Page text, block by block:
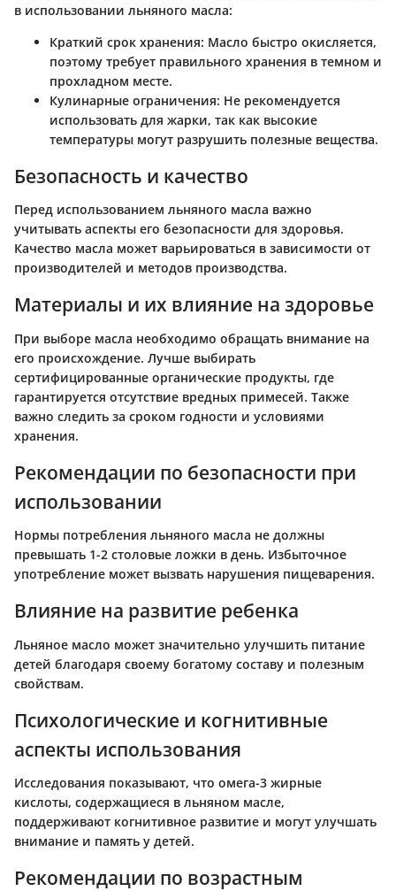
в использовании льняного масла:
Краткий срок хранения: Масло быстро окисляется,
поэтому требует правильного хранения в темном и
прохладном месте.
Кулинарные ограничения: Не рекомендуется
использовать для жарки, так как высокие
температуры могут разрушить полезные вещества.
Безопасность и качество
Перед использованием льняного масла важно
учитывать аспекты его безопасности для здоровья.
Качество масла может варьироваться в зависимости от
производителей и методов производства.
Материалы и их влияние на здоровье
При выборе масла необходимо обращать внимание на
его происхождение. Лучше выбирать
сертифицированные органические продукты, где
гарантируется отсутствие вредных примесей. Также
важно следить за сроком годности и условиями
хранения.
Рекомендации по безопасности при
использовании
Нормы потребления льняного масла не должны
превышать 1-2 столовые ложки в день. Избыточное
употребление может вызвать нарушения пищеварения.
Влияние на развитие ребенка
Льняное масло может значительно улучшить питание
детей благодаря своему богатому составу и полезным
свойствам.
Психологические и когнитивные
аспекты использования
Исследования показывают, что омега-3 жирные
кислоты, содержащиеся в льняном масле,
поддерживают когнитивное развитие и могут улучшать
внимание и память у детей.
Рекомендации по возрастным